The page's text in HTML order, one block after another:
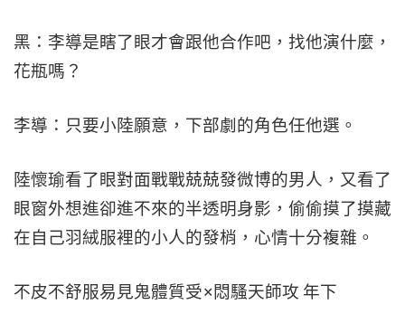
黑：李導是瞎了眼才會跟他合作吧，找他演什麼，
花瓶嗎？
李導：只要小陸願意，下部劇的角色任他選。
陸懷瑜看了眼對面戰戰兢兢發微博的男人，又看了
眼窗外想進卻進不來的半透明身影，偷偷摸了摸藏
在自己羽絨服裡的小人的發梢，心情十分複雜。
不皮不舒服易見鬼體質受×悶騷天師攻 年下